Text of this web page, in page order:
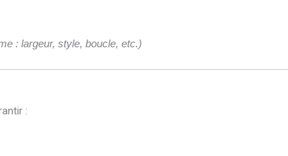
: largeur, style, boucle, etc.)
: